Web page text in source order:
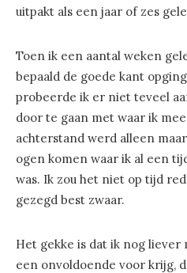
uitpakt als een jaar of zes
Toen ik een aantal weken
bepaald de goede kant
probeerde ik er niet teveel
door te gaan met waar ik
achterstand werd alleen
ogen komen waar ik al een
was. Ik zou het niet op tijd
gezegd best zwaar.
Het gekke is dat ik nog
een onvoldoende voor krijg,